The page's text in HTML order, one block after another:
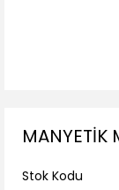
MANYETİK
Stok Kodu